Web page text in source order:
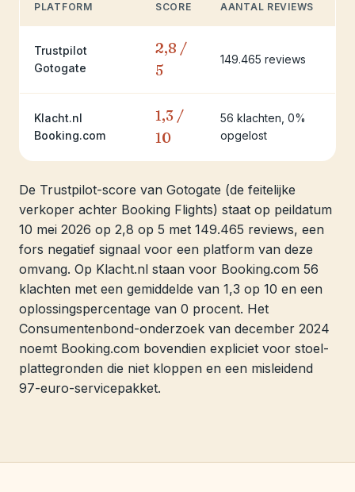
PLATFORM SCORE AANTAL REVIEWS
Trustpilot
Gotogate
2,8 /
5
149.465 reviews
Klacht.nl
Booking.com
1,3 /
10
56 klachten, 0%
opgelost
De Trustpilot-score van Gotogate (de feitelijke
verkoper achter Booking Flights) staat op peildatum
10 mei 2026 op 2,8 op 5 met 149.465 reviews, een
fors negatief signaal voor een platform van deze
omvang. Op Klacht.nl staan voor Booking.com 56
klachten met een gemiddelde van 1,3 op 10 en een
oplossingspercentage van 0 procent. Het
Consumentenbond-onderzoek van december 2024
noemt Booking.com bovendien expliciet voor stoel-
plattegronden die niet kloppen en een misleidend
97-euro-servicepakket.